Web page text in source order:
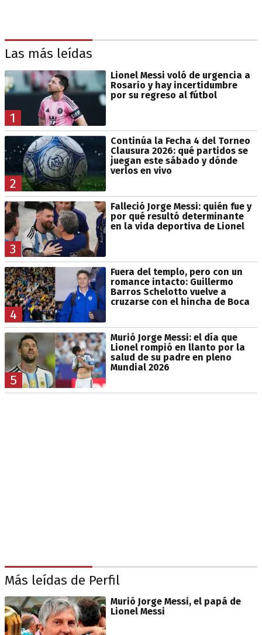
Las más leídas
1
Lionel Messi voló de urgencia a
Rosario y hay incertidumbre
por su regreso al fútbol
2
Continúa la Fecha 4 del Torneo
Clausura 2026: qué partidos se
juegan este sábado y dónde
verlos en vivo
3
Falleció Jorge Messi: quién fue y
por qué resultó determinante
en la vida deportiva de Lionel
4
Fuera del templo, pero con un
romance intacto: Guillermo
Barros Schelotto vuelve a
cruzarse con el hincha de Boca
5
Murió Jorge Messi: el día que
Lionel rompió en llanto por la
salud de su padre en pleno
Mundial 2026
Más leídas de Perfil
Murió Jorge Messi, el papá de
Lionel Messi